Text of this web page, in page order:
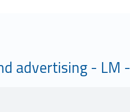
advertising - LM -